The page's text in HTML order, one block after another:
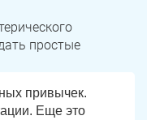
простые
привычек.
Еще это